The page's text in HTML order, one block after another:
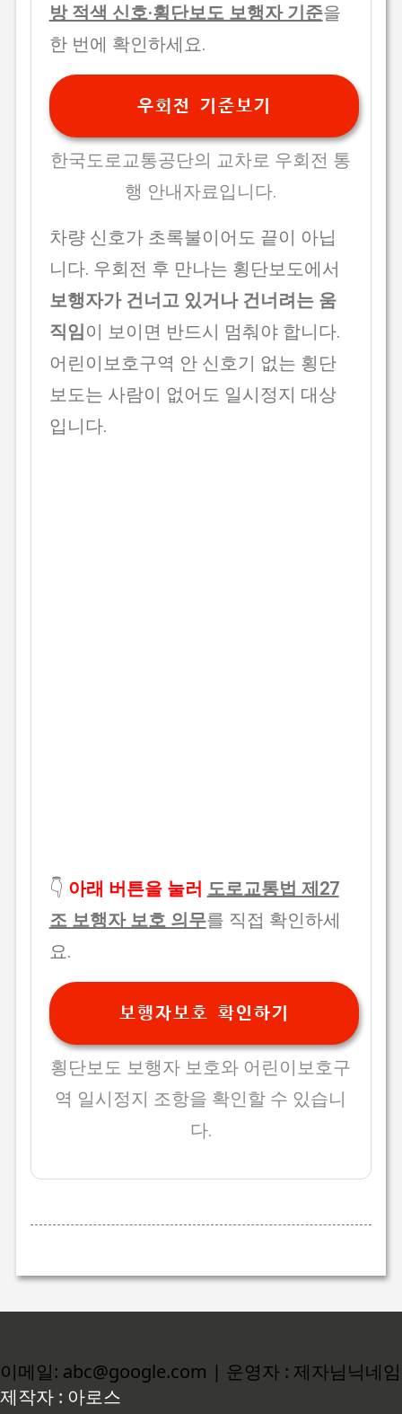
방 적색 신호·횡단보도 보행자 기준을
한 번에 확인하세요.
우회전 기준보기
한국도로교통공단의 교차로 우회전 통
행 안내자료입니다.
차량 신호가 초록불이어도 끝이 아닙
니다. 우회전 후 만나는 횡단보도에서
보행자가 건너고 있거나 건너려는 움
직임 이 보이면 반드시 멈춰야 합니다.
어린이보호구역 안 신호기 없는 횡단
보도는 사람이 없어도 일시정지 대상
입니다.
👇 아래 버튼을 눌러 도로교통법 제27
조 보행자 보호 의무를 직접 확인하세
요.
보행자보호 확인하기
횡단보도 보행자 보호와 어린이보호구
역 일시정지 조항을 확인할 수 있습니
다.
이메일: abc@google.com | 운영자 : 제자님닉네임
제작자 : 아로스